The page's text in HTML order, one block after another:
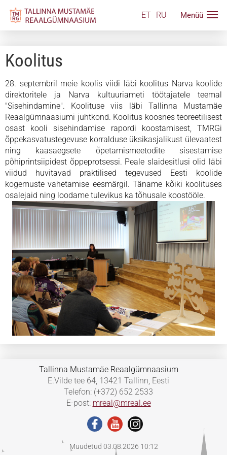
ET RU
Koolitus
28. septembril meie koolis viidi läbi koolitus Narva koolide
direktoritele ja Narva kultuuriameti töötajatele teemal
"Sisehindamine". Koolituse viis läbi Tallinna Mustamäe
Reaalgümnaasiumi juhtkond. Koolitus koosnes teoreetilisest
osast kooli sisehindamise rapordi koostamisest, TMRGi
õppekasvatustegevuse korralduse üksikasjalikust ülevaatest
ning kaasaegsete õpetamismeetodite sisestamise
põhiprintsiipidest õppeprotsessi. Peale slaidesitlusi olid läbi
viidud huvitavad praktilised tegevused Eesti koolide
kogemuste vahetamise eesmärgil. Täname kõiki koolituses
osalejaid ning loodame tulevikus ka tõhusale koostööle.
Tallinna Mustamäe Reaalgümnaasium
E.Vilde tee 64, 13421 Tallinn, Eesti
Telefon: (+372) 652 2533
E-post: mreal@mreal.ee
Muudetud 03.08.2026 10:12